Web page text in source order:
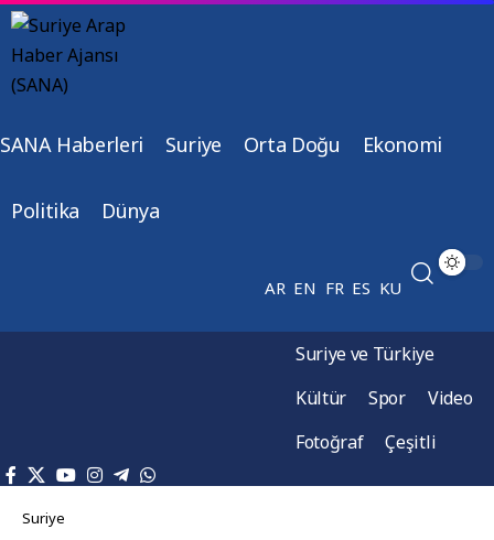
SANA Haberleri Suriye Orta Doğu Ekonomi
Politika Dünya
AR EN FR ES KU
Suriye ve Türkiye
Kültür
Spor
Video
Fotoğraf
Çeşitli
Suriye